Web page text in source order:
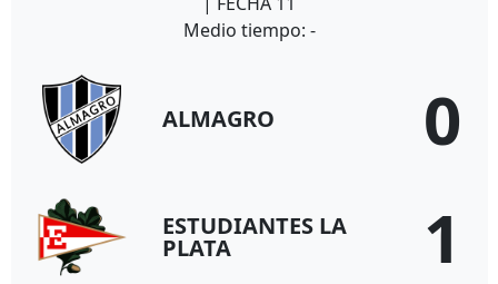
Medio tiempo: -
ALMAGRO 0
ESTUDIANTES LA
PLATA 1